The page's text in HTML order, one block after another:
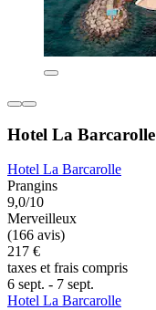
Hotel La Barcarolle
Hotel La Barcarolle
Prangins
9,0/10
Merveilleux
(166 avis)
217 €
taxes et frais compris
6 sept. - 7 sept.
Hotel La Barcarolle